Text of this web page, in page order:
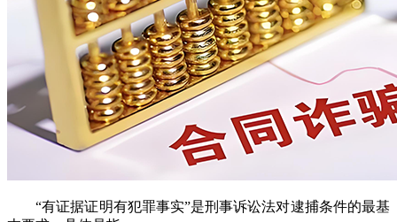
“有证据证明有犯罪事实”是刑事诉讼法对逮捕条件的最基